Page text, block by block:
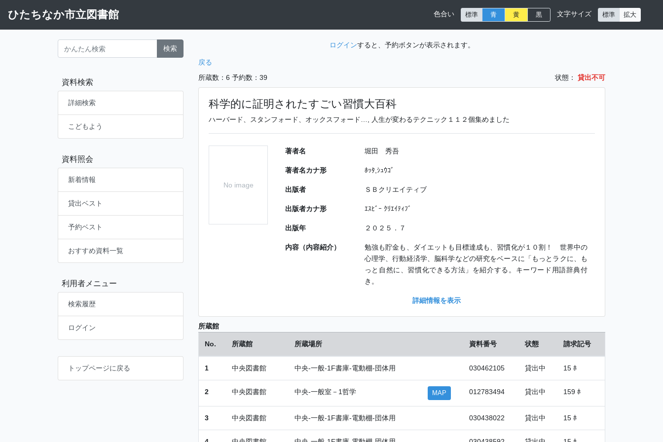
ひたちなか市立図書館 色合い 標準 青 黄 黒 文字サイズ 標準 拡大
検索
資料検索
詳細検索
こどもよう
資料照会
新着情報
貸出ベスト
予約ベスト
おすすめ資料一覧
利用者メニュー
検索履歴
ログイン
トップページに戻る
ログインすると、予約ボタンが表示されます。
戻る
所蔵数：6 予約数：39 状態： 貸出不可
科学的に証明されたすごい習慣大百科
ハーバード、スタンフォード、オックスフォード…, 人生が変わるテクニック１１２個集めました
No image
著者名 堀田 秀吾
著者名カナ形 ﾎｯﾀ,ｼｭｳｺﾞ
出版者 ＳＢクリエイティブ
出版者カナ形 ｴｽﾋﾞｰ ｸﾘｴｲﾃｨﾌﾞ
出版年 ２０２５．７
内容（内容紹介）
勉強も貯金も、ダイエットも目標達成も、習慣化が１０割！ 世界中の
心理学、行動経済学、脳科学などの研究をベースに「もっとラクに、も
っと自然に、習慣化できる方法」を紹介する。キーワード用語辞典付
き。
詳細情報を表示
所蔵館
No. 所蔵館 所蔵場所 資料番号 状態 請求記号
1 中央図書館 中央-一般-1F書庫-電動棚-団体用 030462105 貸出中 15 ﾎ
2 中央図書館 中央-一般室－1哲学 MAP 012783494 貸出中 159 ﾎ
3 中央図書館 中央-一般-1F書庫-電動棚-団体用 030438022 貸出中 15 ﾎ